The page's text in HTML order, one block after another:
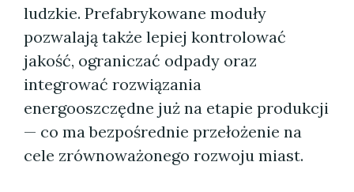
ludzkie. Prefabrykowane moduły
pozwalają także lepiej kontrolować
jakość, ograniczać odpady oraz
integrować rozwiązania
energooszczędne już na etapie produkcji
— co ma bezpośrednie przełożenie na
cele zrównoważonego rozwoju miast.